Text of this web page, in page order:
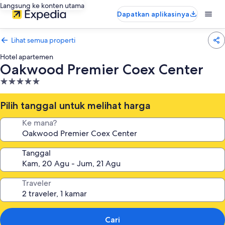
Langsung ke konten utama
Dapatkan aplikasinya
Lihat semua properti
Hotel apartemen
Oakwood Premier Coex Center
Properti
bintang
5.0
Pilih tanggal untuk melihat harga
Ke mana?
Tanggal
Traveler
Cari